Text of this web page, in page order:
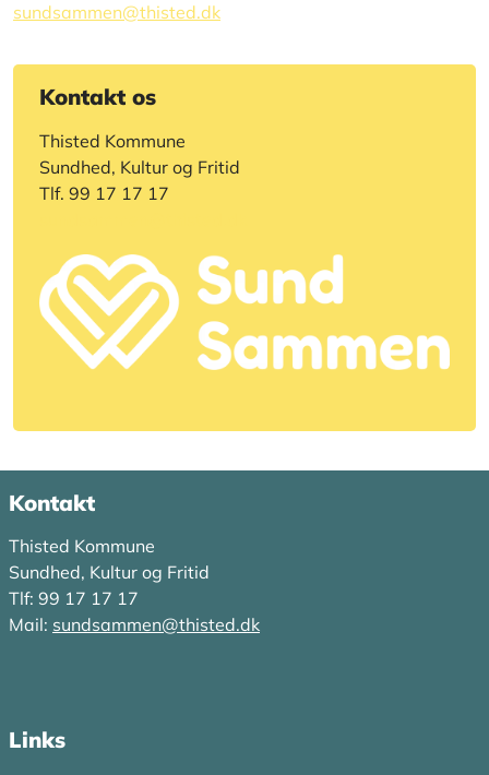
sundsammen@thisted.dk
Kontakt os
Thisted Kommune
Sundhed, Kultur og Fritid
Tlf. 99 17 17 17
Kontakt
Thisted Kommune
Sundhed, Kultur og Fritid
Tlf: 99 17 17 17
Mail: sundsammen@thisted.dk
Links